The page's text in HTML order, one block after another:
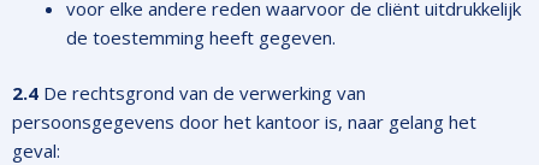
voor elke andere reden waarvoor de cliënt uitdrukkelijk
de toestemming heeft gegeven.
2.4 De rechtsgrond van de verwerking van
persoonsgegevens door het kantoor is, naar gelang het
geval: